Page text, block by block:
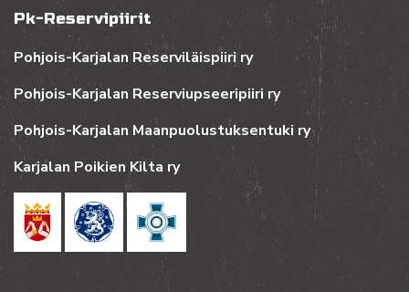
Pk-Reservipiirit
Pohjois-Karjalan Reserviläispiiri ry
Pohjois-Karjalan Reserviupseeripiiri ry
Pohjois-Karjalan Maanpuolustuksentuki ry
Karjalan Poikien Kilta ry